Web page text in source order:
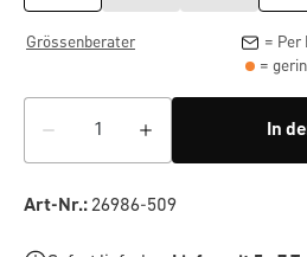
Grössenberater
= Per
=
In
Art-Nr.:26986-509